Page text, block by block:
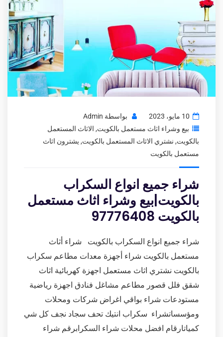
10 مايو، 2023 بواسطة Admin
بيع وشراء اثاث مستعمل بالكويت, الاثاث المستعمل
بالكويت, نشتري الاثاث المستعمل بالكويت, يشترون اثاث
مستعمل بالكويت
شراء جميع انواع السكراب
بالكويت|بيع وشراء اثاث مستعمل
بالكويت 97776408
شراء جميع انواع السكراب بالكويت شراء أثاث
مستعمل بالكويت شراء أجهزة معدات مطاعم سكراب
بالكويت نشتري اثاث مستعمل اجهزة كهربائية اثاث
شقق فلل قصور مطاعم مشاغل فنادق اجهزة رياضية
مستودعات شراء بواقي اغراض شركات ومحلات
ومؤسساتشراء سكراب انتيك تحف سجاد نجف كل شي
كمياتارقام افضل محلات شراء السكرابرقم شراء